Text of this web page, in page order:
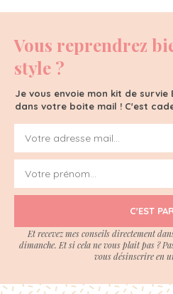
Vous reprendrez
style ?
Je vous envoie mon kit de
dans votre boite mail ! C'est
C'EST
Et recevez mes conseils directement
dimanche. Et si cela ne vous plait pas ?
vous désinscrire en